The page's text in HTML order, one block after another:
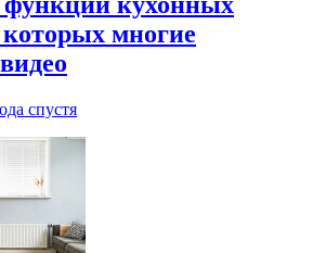
многие
спустя